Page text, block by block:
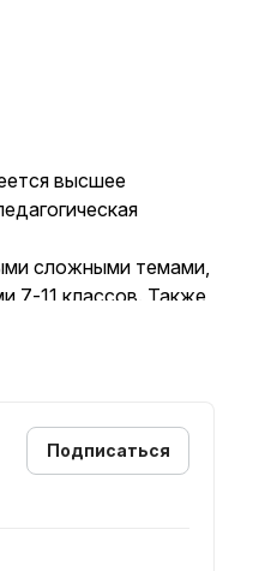
высшее
сложными темами,
7-11 классов. Также
(с квизами,
занятия
Подписаться